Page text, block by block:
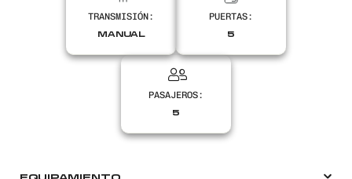
TRANSMISIÓN:
MANUAL
PUERTAS:
5
PASAJEROS:
5
EQUIPAMIENTO